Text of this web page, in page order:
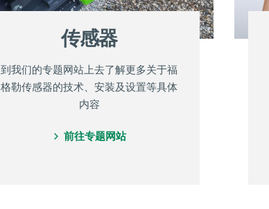
传感器
到我们的专题网站上去了解更多关于福
格勒传感器的技术、安装及设置等具体
内容
前往专题网站